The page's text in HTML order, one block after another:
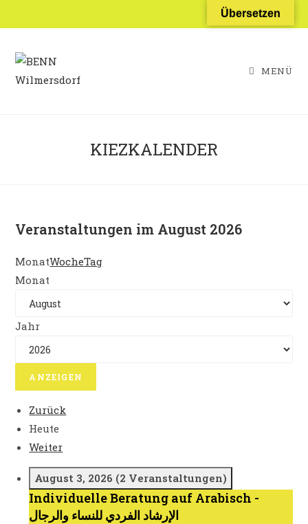
Inhalt
MENÜ
KIEZKALENDER
Veranstaltungen im August 2026
MonatWocheTag
Monat
Jahr
Zurück
Heute
Weiter
August 3, 2026 (2 Veranstaltungen)
Individuelle
Beratung
Individuelle Beratung auf Arabisch -
الإرشاد الفردي للنساء والرجال
Übersetzen